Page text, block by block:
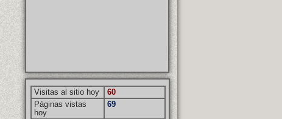
Visitas al sitio hoy
60
Páginas vistas
hoy
69